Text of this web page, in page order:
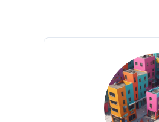
Hero
Image